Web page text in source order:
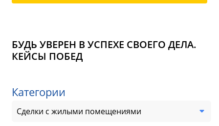
БУДЬ УВЕРЕН В УСПЕХЕ СВОЕГО ДЕЛА.
КЕЙСЫ ПОБЕД
Категории
Сделки с жилыми помещениями